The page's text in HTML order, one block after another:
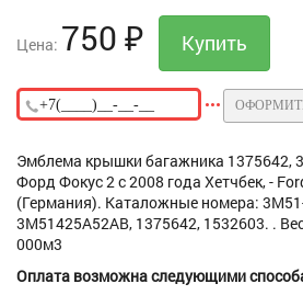
Цена: 750 ₽
Эмблема крышки багажника 1375642,
Форд Фокус 2 с 2008 года Хетчбек, -
(Германия). Каталожные номера:
3M51425A52AB, 1375642, 1532603. .
000м3
Оплата возможна следующими